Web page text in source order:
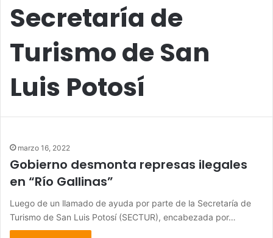
Secretaría de
Turismo de San
Luis Potosí
marzo 16, 2022
Gobierno desmonta represas ilegales
en “Río Gallinas”
Luego de un llamado de ayuda por parte de la Secretaría de
Turismo de San Luis Potosí (SECTUR), encabezada por…